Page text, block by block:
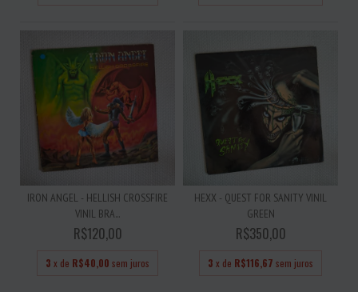
IRON ANGEL - HELLISH CROSSFIRE
VINIL BRA...
R$120,00
3 x de R$40,00 sem juros
HEXX - QUEST FOR SANITY VINIL
GREEN
R$350,00
3 x de R$116,67 sem juros